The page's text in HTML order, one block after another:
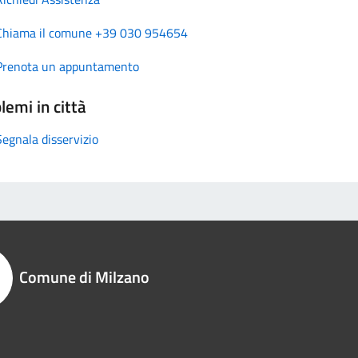
il comune +39 030 954654
un appuntamento
in città
disservizio
Comune di Milzano